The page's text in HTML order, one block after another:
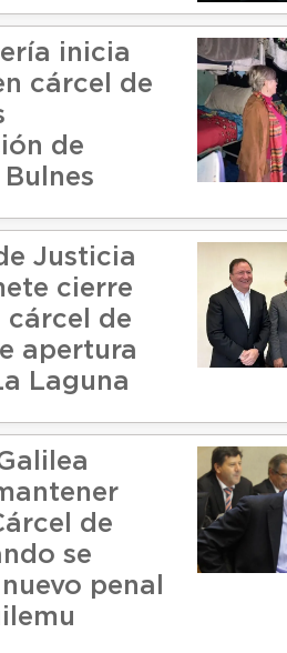
inicia
cárcel de
de
Justicia
cierre
cárcel de
apertura
Laguna
de
se
penal